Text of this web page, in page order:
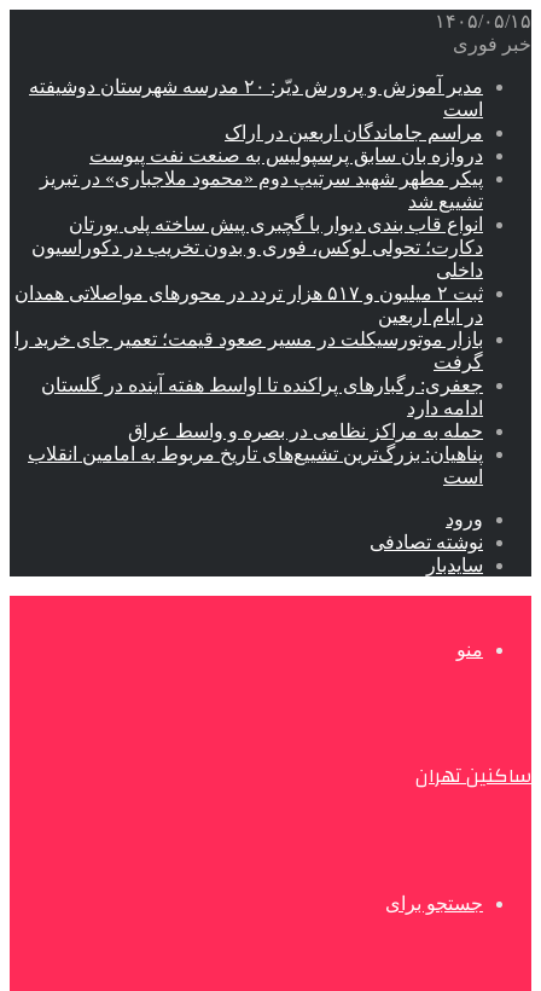
۱۴۰۵/۰۵/۱۵
خبر فوری
مدیر آموزش و پرورش دیّر: ۲۰ مدرسه شهرستان دوشیفته
است
مراسم جاماندگان اربعین در اراک
دروازه بان سابق پرسپولیس به صنعت نفت پیوست
پیکر مطهر شهید سرتیپ دوم «محمود ملاجباری» در تبریز
تشییع شد
انواع قاب بندی دیوار با گچبری پیش ساخته پلی یورتان
دکارت؛ تحولی لوکس، فوری و بدون تخریب در دکوراسیون
داخلی
ثبت ۲ میلیون و ۵۱۷ هزار تردد در محورهای مواصلاتی همدان
در ایام اربعین
بازار موتورسیکلت در مسیر صعود قیمت؛ تعمیر جای خرید را
گرفت
جعفری: رگبارهای پراکنده تا اواسط هفته آینده در گلستان
ادامه دارد
حمله به مراکز نظامی در بصره و واسط عراق
پناهیان: بزرگ‌ترین تشییع‌های تاریخ مربوط به امامین انقلاب
است
ورود
نوشته تصادفی
سایدبار
منو
ساکنین تهران
جستجو برای